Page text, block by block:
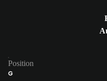
Position
G